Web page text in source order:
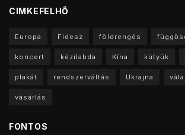
CIMKEFELHŐ
Europa Fidesz földrengés
koncert kézilabda Kína kütyük
plakát rendszerváltás Ukrajna
vásárlás
FONTOS